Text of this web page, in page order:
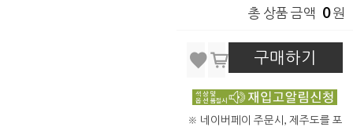
총 상품 금액 0원
구매하기
※ 네이버페이 주문시, 제주도를 포